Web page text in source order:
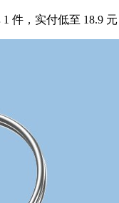
件，实付低至 18.9